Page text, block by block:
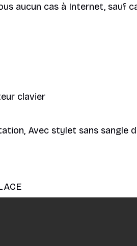
aucun cas à Internet, sauf
clavier
Avec stylet sans sangle